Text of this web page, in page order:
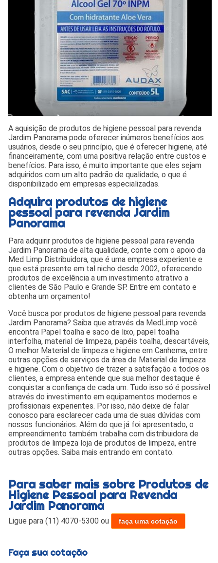
A aquisição de produtos de higiene pessoal para revenda
Jardim Panorama pode oferecer inúmeros benefícios aos
usuários, desde o seu princípio, que é oferecer higiene, até
financeiramente, com uma positiva relação entre custos e
benefícios. Para isso, é muito importante que eles sejam
adquiridos com um alto padrão de qualidade, o que é
disponibilizado em empresas especializadas.
Adquira produtos de higiene
pessoal para revenda Jardim
Panorama
Para adquirir produtos de higiene pessoal para revenda
Jardim Panorama de alta qualidade, conte com o apoio da
Med Limp Distribuidora, que é uma empresa experiente e
que está presente em tal nicho desde 2002, oferecendo
produtos de excelência a um investimento atrativo a
clientes de São Paulo e Grande SP. Entre em contato e
obtenha um orçamento!
Você busca por produtos de higiene pessoal para revenda
Jardim Panorama? Saiba que através da MedLimp você
encontra Papel toalha e saco de lixo, papel toalha
interfolha, material de limpeza, papéis toalha, descartáveis,
O melhor Material de limpeza e higiene em Canhema, entre
outras opções de serviços da área de Material de limpeza
e higiene. Com o objetivo de trazer a satisfação a todos os
clientes, a empresa entende que sua melhor destaque é
conquistar a confiança de cada um. Tudo isso só é possível
através do investimento em equipamentos modernos e
profissionais experientes. Por isso, não deixe de falar
conosco para esclarecer cada uma de suas dúvidas com
nossos funcionários. Além do que já foi apresentado, o
empreendimento também trabalha com distribuidora de
produtos de limpeza loja de produtos de limpeza, entre
outras opções. Saiba mais entrando em contato.
Para saber mais sobre Produtos de
Higiene Pessoal para Revenda
Jardim Panorama
Ligue para(11) 4070-5300 ou faça uma cotação
Faça sua cotação